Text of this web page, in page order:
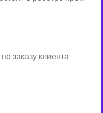
заказу клиента